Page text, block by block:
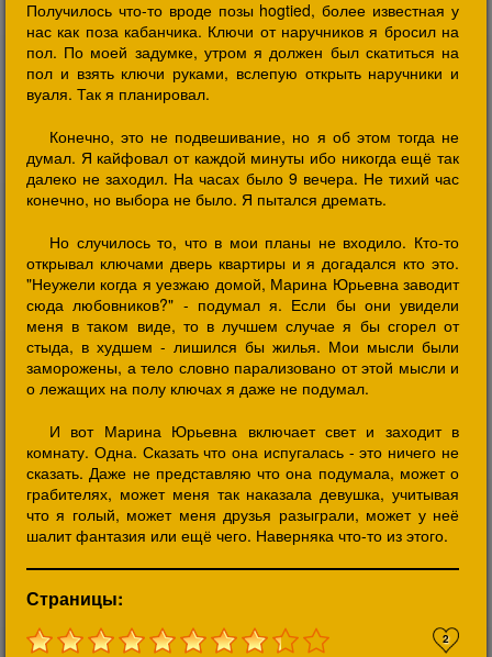
Получилось что-то вроде позы hogtied, более известная у
нас как поза кабанчика. Ключи от наручников я бросил на
пол. По моей задумке, утром я должен был скатиться на
пол и взять ключи руками, вслепую открыть наручники и
вуаля. Так я планировал.
Конечно, это не подвешивание, но я об этом тогда не
думал. Я кайфовал от каждой минуты ибо никогда ещё так
далеко не заходил. На часах было 9 вечера. Не тихий час
конечно, но выбора не было. Я пытался дремать.
Но случилось то, что в мои планы не входило. Кто-то
открывал ключами дверь квартиры и я догадался кто это.
"Неужели когда я уезжаю домой, Марина Юрьевна заводит
сюда любовников?" - подумал я. Если бы они увидели
меня в таком виде, то в лучшем случае я бы сгорел от
стыда, в худшем - лишился бы жилья. Мои мысли были
заморожены, а тело словно парализовано от этой мысли и
о лежащих на полу ключах я даже не подумал.
И вот Марина Юрьевна включает свет и заходит в
комнату. Одна. Сказать что она испугалась - это ничего не
сказать. Даже не представляю что она подумала, может о
грабителях, может меня так наказала девушка, учитывая
что я голый, может меня друзья разыграли, может у неё
шалит фантазия или ещё чего. Наверняка что-то из этого.
Страницы:
2